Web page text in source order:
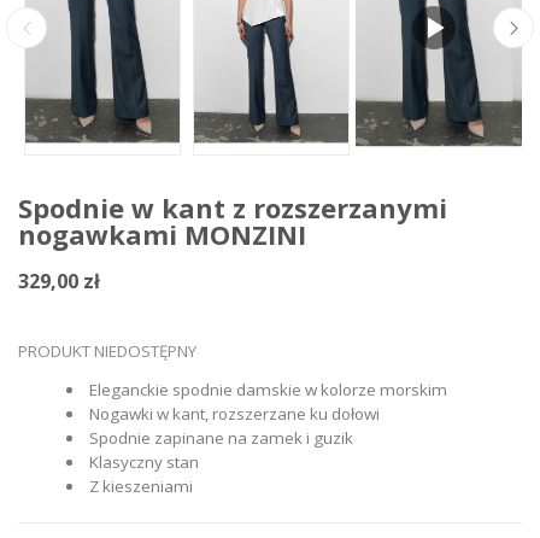
Spodnie w kant z rozszerzanymi
nogawkami MONZINI
329,00 zł
PRODUKT NIEDOSTĘPNY
Eleganckie spodnie damskie w kolorze morskim
Nogawki w kant, rozszerzane ku dołowi
Spodnie zapinane na zamek i guzik
Klasyczny stan
Z kieszeniami